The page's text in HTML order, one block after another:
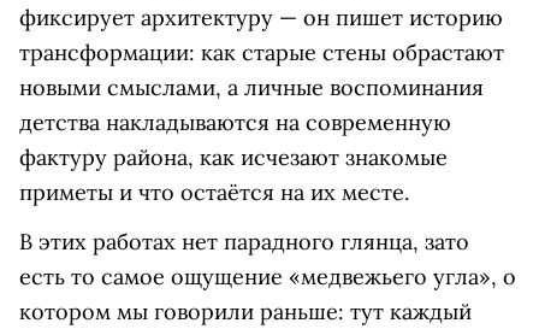
фиксирует архитектуру — он пишет историю
трансформации: как старые стены обрастают
новыми смыслами, а личные воспоминания
детства накладываются на современную
фактуру района, как исчезают знакомые
приметы и что остаётся на их месте.
В этих работах нет парадного глянца, зато
есть то самое ощущение «медвежьего угла», о
котором мы говорили раньше: тут каждый